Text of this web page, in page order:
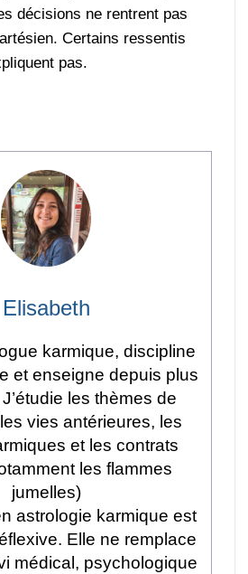
décisions ne rentrent pas
Certains ressentis
pas.
Elisabeth
karmique, discipline
et enseigne depuis plus
les thèmes de
vies antérieures, les
et les contrats
les flammes
jumelles)
astrologie karmique est
Elle ne remplace
médical, psychologique